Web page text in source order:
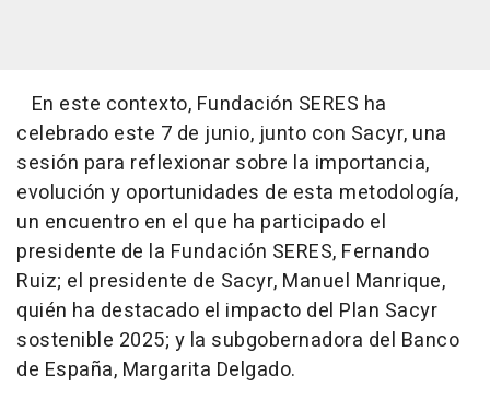
En este contexto, Fundación SERES ha
celebrado este 7 de junio, junto con Sacyr, una
sesión para reflexionar sobre la importancia,
evolución y oportunidades de esta metodología,
un encuentro en el que ha participado el
presidente de la Fundación SERES, Fernando
Ruiz; el presidente de Sacyr, Manuel Manrique,
quién ha destacado el impacto del Plan Sacyr
sostenible 2025; y la subgobernadora del Banco
de España, Margarita Delgado.